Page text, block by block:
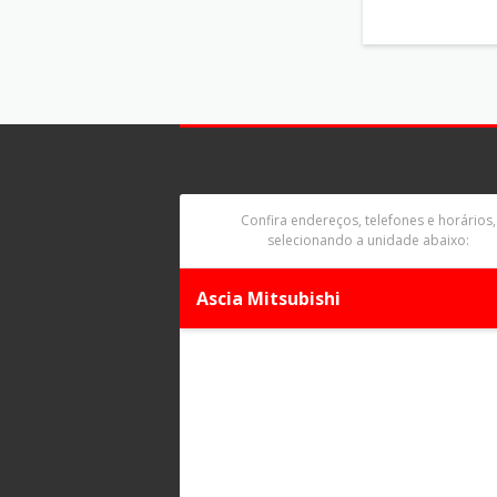
Confira endereços, telefones e horários,
selecionando a unidade abaixo:
Ascia Mitsubishi